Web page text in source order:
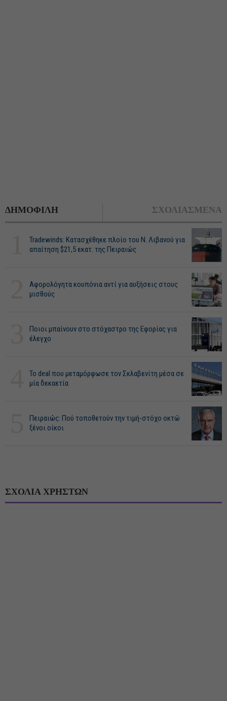
ΔΗΜΟΦΙΛΗ ΣΧΟΛΙΑΣΜΕΝΑ
Tradewinds: Κατασχέθηκε πλοίο του Ν. Λιβανού για
απαίτηση $21,5 εκατ. της Πειραιώς
Αφορολόγητα κουπόνια αντί για αυξήσεις στους
μισθούς
Ποιοι μπαίνουν στο στόχαστρο της Εφορίας για
έλεγχο
Το deal που μεταμόρφωσε τον Σκλαβενίτη μέσα σε
μία δεκαετία
Πειραιώς: Πού τοποθετούν την τιμή-στόχο οκτώ
ξένοι οίκοι
ΣΧΟΛΙΑ ΧΡΗΣΤΩΝ